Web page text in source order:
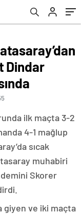
Dindar
ilk maçta 3-2
4-1 mağlup
sıcak
muhabiri
Skorer
giyen ve iki maçta